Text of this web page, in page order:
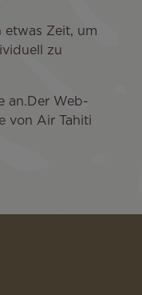
etwas Zeit, um
zu
an.Der Web-
von Air Tahiti